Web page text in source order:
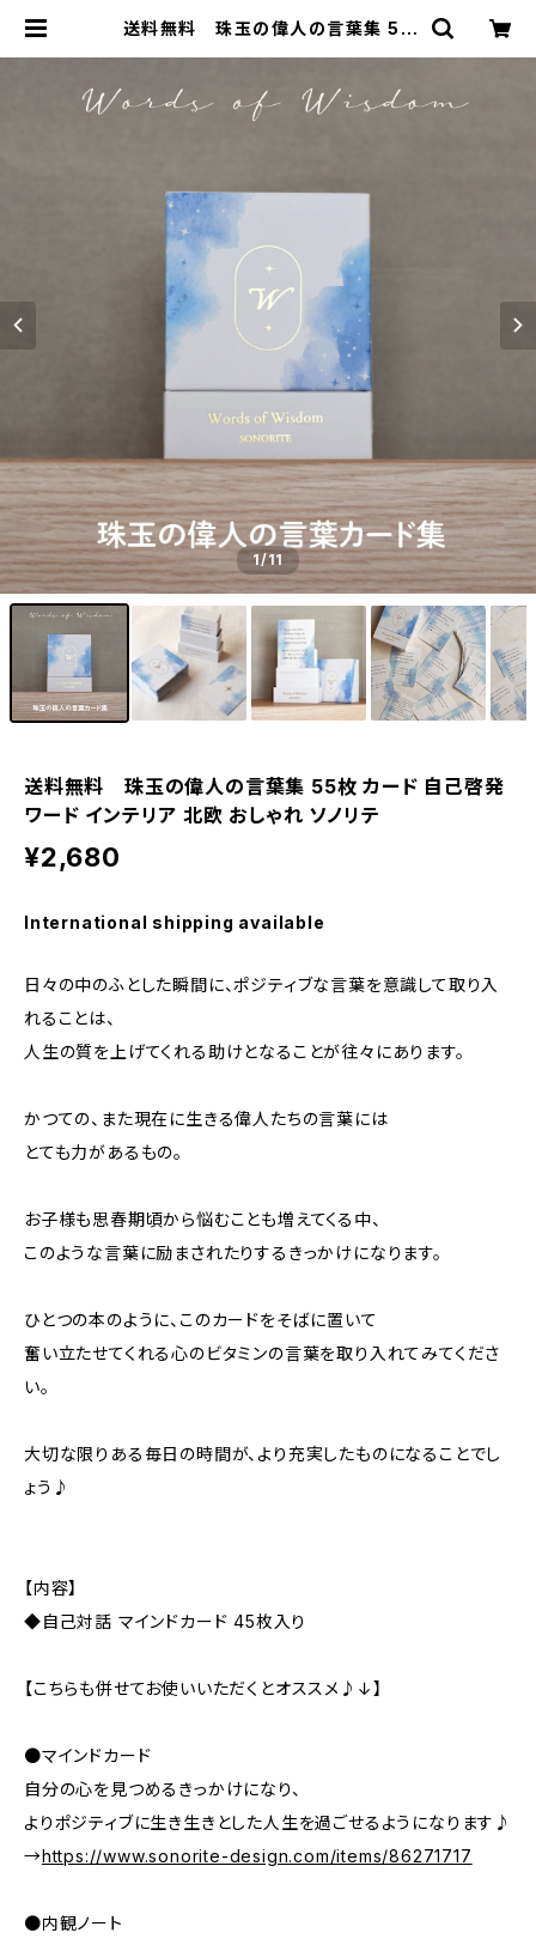
送料無料 珠玉の偉人の言葉集 55
E
1/11
送料無料 珠玉の偉人の言葉集 55枚 カード 自己啓発
ワード インテリア 北欧 おしゃれ ソノリテ
¥2,680
International shipping available
日々の中のふとした瞬間に、ポジティブな言葉を意識して取り入
れることは、
人生の質を上げてくれる助けとなることが往々にあります。
かつての、また現在に生きる偉人たちの言葉には
とても力があるもの。
お子様も思春期頃から悩むことも増えてくる中、
このような言葉に励まされたりするきっかけになります。
ひとつの本のように、このカードをそばに置いて
奮い立たせてくれる心のビタミンの言葉を取り入れてみてくださ
い。
大切な限りある毎日の時間が、より充実したものになることでし
ょう♪
【内容】
◆自己対話 マインドカード 45枚入り
【こちらも併せてお使いいただくとオススメ♪↓】
●マインドカード
自分の心を見つめるきっかけになり、
よりポジティブに生き生きとした人生を過ごせるようになります♪
→https://www.sonorite-design.com/items/86271717
●内観ノート